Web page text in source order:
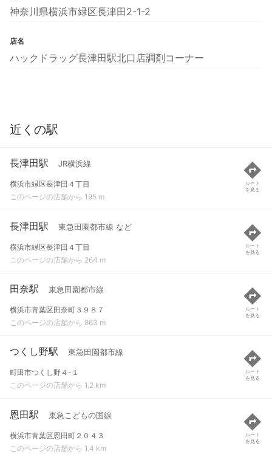
神奈川県横浜市緑区長津田2-1-2
店名
ハックドラッグ長津田駅北口店調剤コーナー
近くの駅
長津田駅 JR横浜線
横浜市緑区長津田４丁目
このページの店舗から 195 m
ルート
を見る
長津田駅 東急田園都市線 など
横浜市緑区長津田４丁目
このページの店舗から 264 m
ルート
を見る
田奈駅 東急田園都市線
横浜市青葉区田奈町３９８７
このページの店舗から 863 m
ルート
を見る
つくし野駅 東急田園都市線
町田市つくし野４-１
このページの店舗から 1.2 km
ルート
を見る
恩田駅 東急こどもの国線
横浜市青葉区恩田町２０４３
このページの店舗から 1.4 km
ルート
を見る